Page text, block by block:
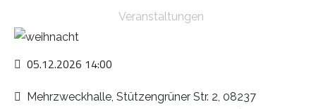
Veranstaltungen
05.12.2026 14:00
Mehrzweckhalle, Stützengrüner Str. 2, 08237